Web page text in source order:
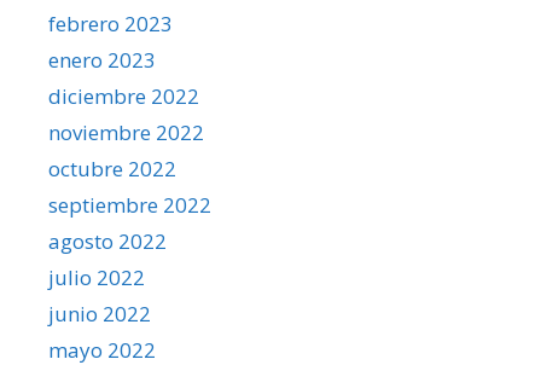
febrero 2023
enero 2023
diciembre 2022
noviembre 2022
octubre 2022
septiembre 2022
agosto 2022
julio 2022
junio 2022
mayo 2022